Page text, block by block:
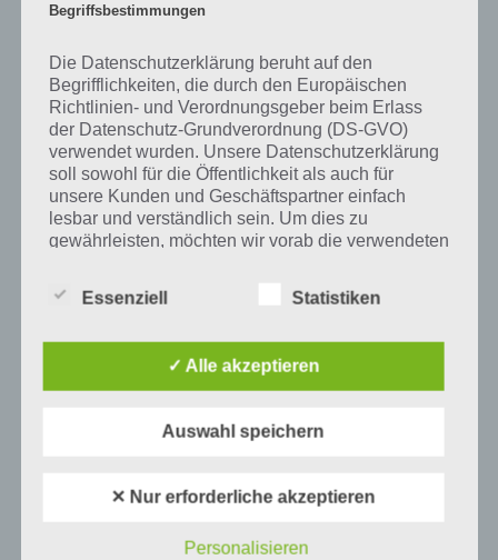
Auf WhatsApp teilen
Tweet auf Twitter
Mehr Artikel hier auf Touchportal
Begriffsbestimmungen
Die Datenschutzerklärung beruht auf den
Begrifflichkeiten, die durch den Europäischen
Richtlinien- und Verordnungsgeber beim Erlass
der Datenschutz-Grundverordnung (DS-GVO)
verwendet wurden. Unsere Datenschutzerklärung
soll sowohl für die Öffentlichkeit als auch für
unsere Kunden und Geschäftspartner einfach
lesbar und verständlich sein. Um dies zu
gewährleisten, möchten wir vorab die verwendeten
Wir verwenden in dieser Datenschutzerklärung
oder identifizierbare natürliche Person (im
Als identifizierbar wird eine natürliche
Essenziell Statistiken
✓ Alle akzeptieren
Auswahl speichern
✕ Nur erforderliche akzeptieren
Personalisieren